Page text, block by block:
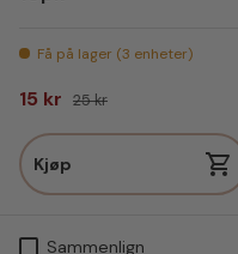
Få på lager (3 enheter)
Salgspris
15 kr Vanlig pris
25 kr
Kjøp
Sammenlign